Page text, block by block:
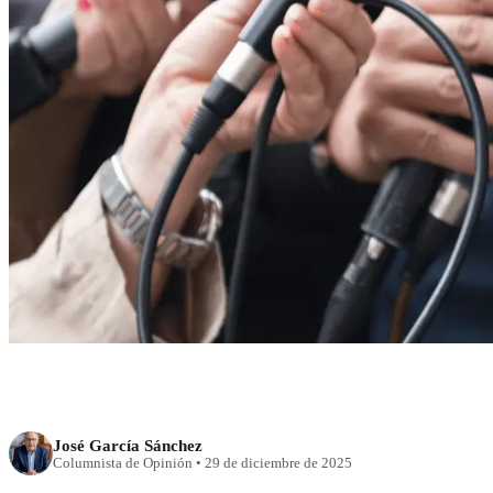
RECIENTE
Periodismo
José García Sánchez
Columnista de Opinión • 29 de diciembre de 2025